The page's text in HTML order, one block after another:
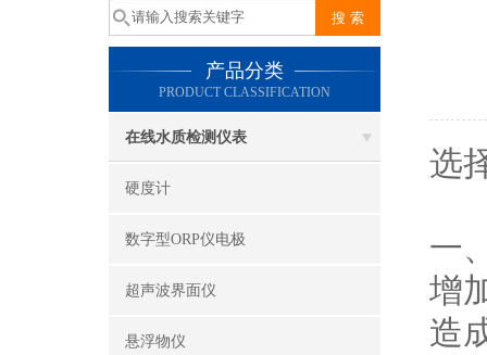
产品分类
PRODUCT CLASSIFICATION
在线水质检测仪表
硬度计
数字型ORP仪电极
超声波界面仪
悬浮物仪
选
一
增
造